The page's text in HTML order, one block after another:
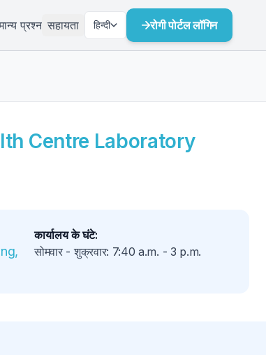
प्रश्न सहायता हिन्दी रोगी पोर्टल लॉगिन
Centre Laboratory
कार्यालय के घंटे:
सोमवार - शुक्रवार: 7:40 a.m. - 3 p.m.